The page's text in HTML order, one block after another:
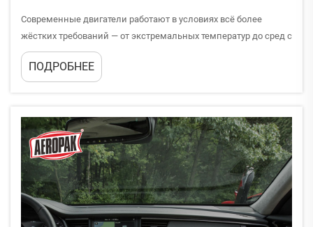
Современные двигатели работают в условиях всё более
жёстких требований — от экстремальных температур до сред с
высоким давлением, что ставит механические компоненты
на грань их возможностей. Ключ к сохранению целостности
ПОДРОБНЕЕ